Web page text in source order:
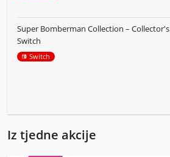
Super Bomberman Collection –
Switch
Switch
Iz tjedne akcije